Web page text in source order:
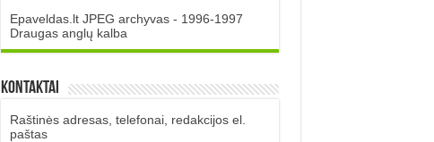
Epaveldas.lt JPEG archyvas - 1996-1997
Draugas anglų kalba
Kontaktai
Raštinės adresas, telefonai, redakcijos el.
paštas